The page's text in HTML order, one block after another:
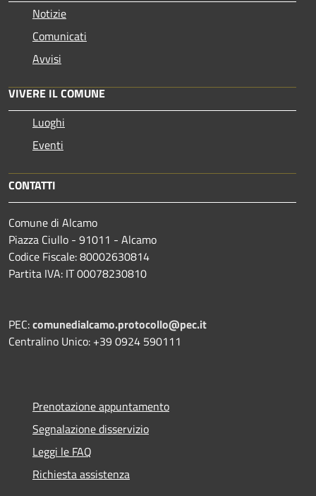
Notizie
Comunicati
Avvisi
VIVERE IL COMUNE
Luoghi
Eventi
CONTATTI
Comune di Alcamo
Piazza Ciullo - 91011 - Alcamo
Codice Fiscale: 80002630814
Partita IVA: IT 00078230810
PEC:comunedialcamo.protocollo@pec.it
Centralino Unico: +39 0924 590111
Prenotazione appuntamento
Segnalazione disservizio
Leggi le FAQ
Richiesta assistenza